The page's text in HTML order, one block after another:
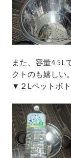
また、容量4.5L
クトのも嬉しい。
▼２Lペットボ